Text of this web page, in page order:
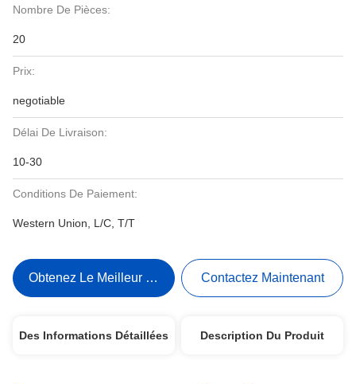
Nombre De Pièces:
20
Prix:
negotiable
Délai De Livraison:
10-30
Conditions De Paiement:
Western Union, L/C, T/T
Obtenez Le Meilleur Prix Contactez Maintenant
Des Informations Détaillées Description Du Produit